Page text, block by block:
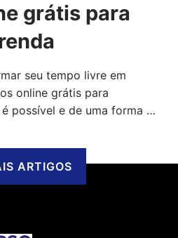
grátis para
seu tempo livre em
online grátis para
possível e de uma forma …
ARTIGOS